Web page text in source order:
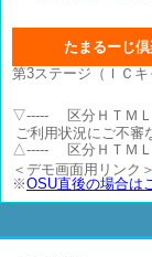
たまるーじ
第3ステージ（ＩＣ
▽----- 区分ＨＴＭ
△----- 区分ＨＴＭ
＜デモ画面用リンク＞
※OSU直後の場合は